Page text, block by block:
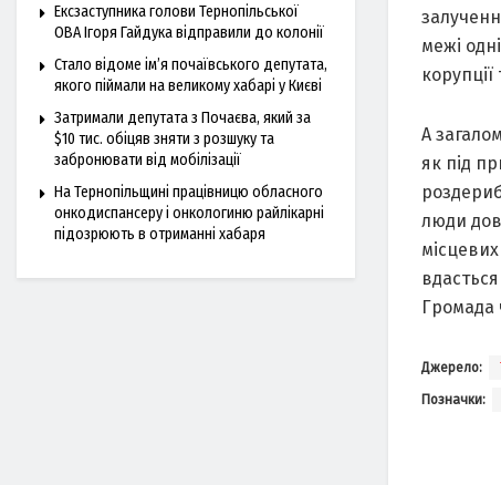
межі
А
як під
люди
Громада
Джерело:
Позначки:
Ексзаступника голови Тернопільської
ОВА Ігоря Гайдука відправили до колонії
Стало відоме ім’я почаївського депутата,
якого піймали на великому хабарі у Києві
Затримали депутата з Почаєва, який за
$10 тис. обіцяв зняти з розшуку та
забронювати від мобілізації
На Тернопільщині працівницю обласного
онкодиспансеру і онкологиню райлікарні
підозрюють в отриманні хабаря